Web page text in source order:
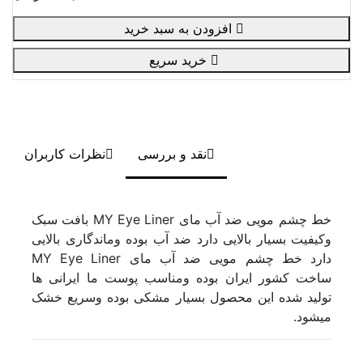
نقد و بررسی نظرات کاربران
خط چشم مویی ضد آب مای MY Eye Liner بافت سبک
وکیفیت بسیار بالایی دارد ضد آب بوده وماندگاری بالایی
دارد خط چشم مویی ضد آب مای MY Eye Liner
ساخت کشور ایران بوده ومناسب پوست ما ایرانی ها
تولید شده این محصول بسیار مشکی بوده وسریع خشک
میشود.